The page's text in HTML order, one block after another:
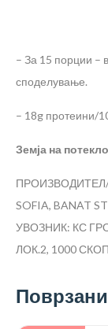
– За 15 порции –
споделување.
– 18g протеини/
Земја на
ПРОИЗВОДИТЕЛ/
SOFIA, BANAT
УВОЗНИК: КС
ЛОК.2, 1000